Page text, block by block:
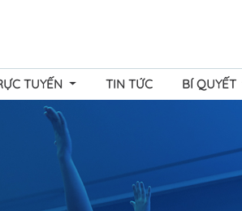
TUYẾN TIN TỨC BÍ QUYẾT